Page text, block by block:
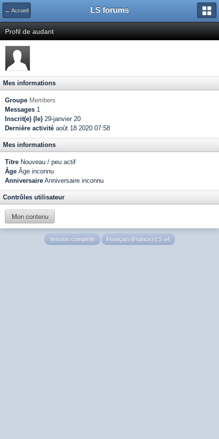
← Accueil LS forums
Profil de audant
Mes informations
Groupe Members
Messages 1
Inscrit(e) (le) 29-janvier 20
Dernière activité août 18 2020 07:58
Mes informations
Titre Nouveau / peu actif
Âge Âge inconnu
Anniversaire Anniversaire inconnu
Contrôles utilisateur
Mon contenu
Version complète Français (France) LS v4